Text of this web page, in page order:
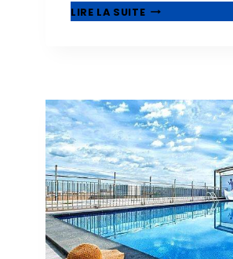
LIRE LA SUITE🥇
QUE
MUNICIPALITÉ
À
CÔTÉ
DE
SALOU